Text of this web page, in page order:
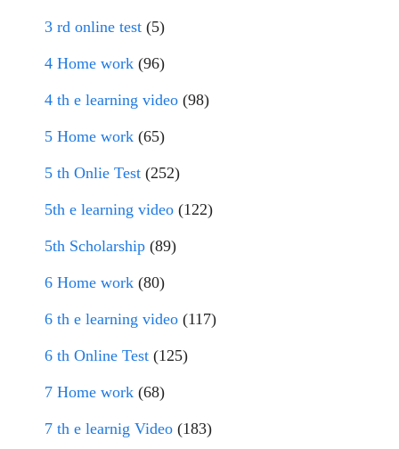
3 rd online test (5)
4 Home work (96)
4 th e learning video (98)
5 Home work (65)
5 th Onlie Test (252)
5th e learning video (122)
5th Scholarship (89)
6 Home work (80)
6 th e learning video (117)
6 th Online Test (125)
7 Home work (68)
7 th e learnig Video (183)